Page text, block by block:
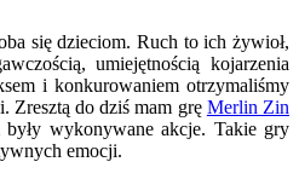
się dzieciom. Ruch to ich żywioł,
umiejętnością kojarzenia
i konkurowaniem otrzymaliśmy
Zresztą do dziś mam grę Merlin Zin
wykonywane akcje. Takie gry
emocji.